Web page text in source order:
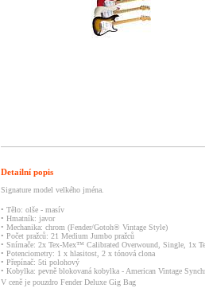
Detailní popis
Signature model velkého jména.
• Tělo: olše - masív
• Hmatník: javor
• Mechanika: chrom (Fender/Gotoh® Vintage Style)
• Počet pražců: 21 Medium Jumbo pražců
• Snímače: 2x Tex-Mex™ Calibrated Overwound, Single, 1x
• Potenciometry: 1 x hlasitost, 2 x tónová clona
• Přepínač: 5ti polohový
• Kobylka: pevně blokovaná kobylka - American Vintage
V ceně je pouzdro Fender Deluxe Gig Bag